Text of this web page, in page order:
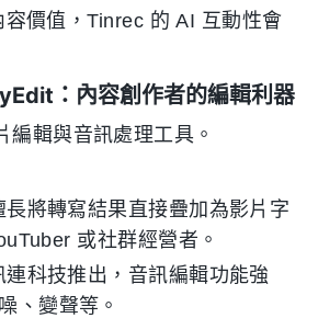
價值，Tinrec 的 AI 互動性會
：內容創作者的編輯利器
編輯與音訊處理工具。
將轉寫結果直接疊加為影片字
或社群經營者。
科技推出，音訊編輯功能強
、變聲等。